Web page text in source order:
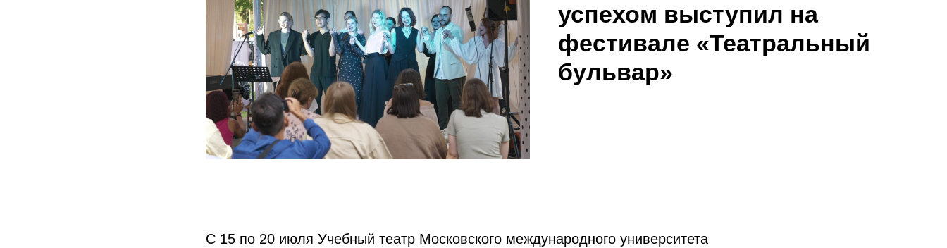
успехом выступил на
фестивале «Театральный
бульвар»
С 15 по 20 июля Учебный театр Московского международного университета